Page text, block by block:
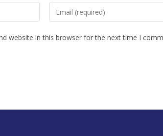
website in this browser for the next time I